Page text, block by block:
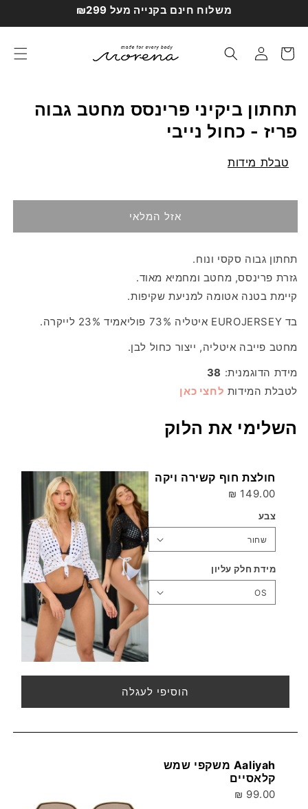
משלוח חינם בקנייה מעל ₪299
התחברות
קניות
תחתון ביקיני פרינסס מחטב גבוה
פריז - כחול נייבי
טבלת מידות
אזל המלאי
תחתון גבוה סקסי ונוח.
גזרת פרינסס, מחטב ומחמיא מאוד.
קיימת בטנה אטומה למניעת שקיפות.
בד EUROJERSEY איטליה 73% פוליאמיד 23% לייקרה.
מחטב פייבה איטליה, ייצור כחול לבן.
מידת הדוגמנית: 38
לטבלת המידות לחצי כאן
השלימי את הלוק
149.00 ₪
חולצת חוף קשירה ויקה
צבע
מידת חלק עליון
הוסיפי לעגלה
99.00 ₪
Aaliyah משקפי שמש
קלאסיים